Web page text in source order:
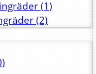
(1)
(2)